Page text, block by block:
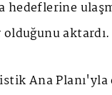
hedeflerine
aktardı.
Ana